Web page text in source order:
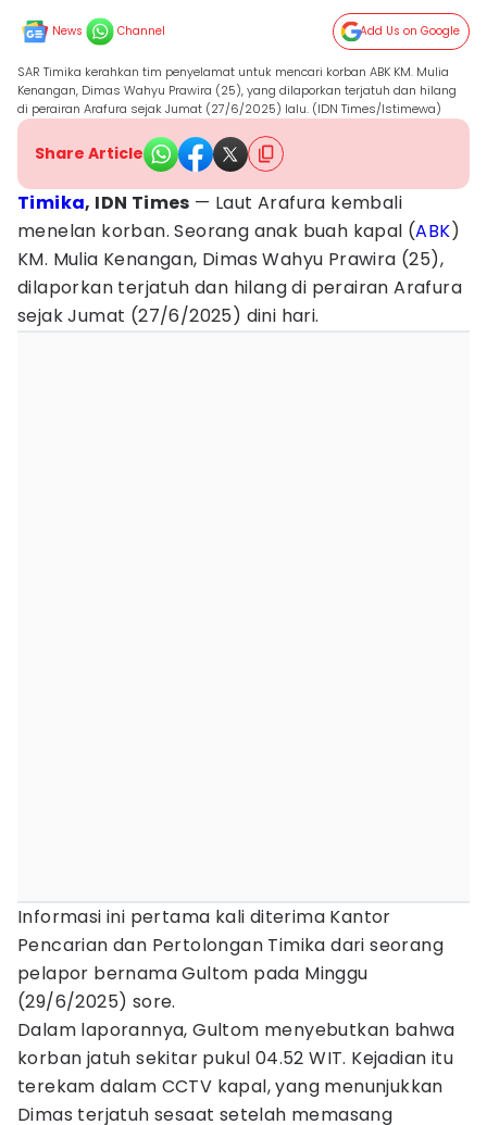
News Channel Add Us on Google
SAR Timika kerahkan tim penyelamat untuk mencari korban ABK KM. Mulia
Kenangan, Dimas Wahyu Prawira (25), yang dilaporkan terjatuh dan hilang
di perairan Arafura sejak Jumat (27/6/2025) lalu. (IDN Times/Istimewa)
Share Article
Timika, IDN Times — Laut Arafura kembali
menelan korban. Seorang anak buah kapal (ABK)
KM. Mulia Kenangan, Dimas Wahyu Prawira (25),
dilaporkan terjatuh dan hilang di perairan Arafura
sejak Jumat (27/6/2025) dini hari.
Informasi ini pertama kali diterima Kantor
Pencarian dan Pertolongan Timika dari seorang
pelapor bernama Gultom pada Minggu
(29/6/2025) sore.
Dalam laporannya, Gultom menyebutkan bahwa
korban jatuh sekitar pukul 04.52 WIT. Kejadian itu
terekam dalam CCTV kapal, yang menunjukkan
Dimas terjatuh sesaat setelah memasang